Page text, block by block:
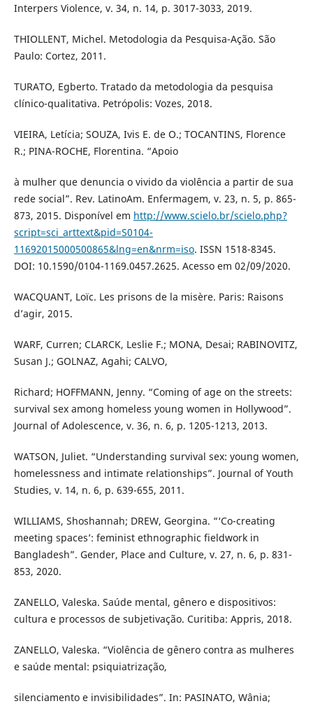
Interpers Violence, v. 34, n. 14, p. 3017-3033, 2019.
THIOLLENT, Michel. Metodologia da Pesquisa-Ação. São
Paulo: Cortez, 2011.
TURATO, Egberto. Tratado da metodologia da pesquisa
clínico-qualitativa. Petrópolis: Vozes, 2018.
VIEIRA, Letícia; SOUZA, Ivis E. de O.; TOCANTINS, Florence
R.; PINA-ROCHE, Florentina. “Apoio
à mulher que denuncia o vivido da violência a partir de sua
rede social”. Rev. LatinoAm. Enfermagem, v. 23, n. 5, p. 865-
873, 2015. Disponível em http://www.scielo.br/scielo.php?
script=sci_arttext&pid=S0104-
11692015000500865&lng=en&nrm=iso. ISSN 1518-8345.
DOI: 10.1590/0104-1169.0457.2625. Acesso em 02/09/2020.
WACQUANT, Loïc. Les prisons de la misère. Paris: Raisons
d’agir, 2015.
WARF, Curren; CLARCK, Leslie F.; MONA, Desai; RABINOVITZ,
Susan J.; GOLNAZ, Agahi; CALVO,
Richard; HOFFMANN, Jenny. “Coming of age on the streets:
survival sex among homeless young women in Hollywood”.
Journal of Adolescence, v. 36, n. 6, p. 1205-1213, 2013.
WATSON, Juliet. “Understanding survival sex: young women,
homelessness and intimate relationships”. Journal of Youth
Studies, v. 14, n. 6, p. 639-655, 2011.
WILLIAMS, Shoshannah; DREW, Georgina. “‘Co-creating
meeting spaces’: feminist ethnographic fieldwork in
Bangladesh”. Gender, Place and Culture, v. 27, n. 6, p. 831-
853, 2020.
ZANELLO, Valeska. Saúde mental, gênero e dispositivos:
cultura e processos de subjetivação. Curitiba: Appris, 2018.
ZANELLO, Valeska. “Violência de gênero contra as mulheres
e saúde mental: psiquiatrização,
silenciamento e invisibilidades”. In: PASINATO, Wânia;